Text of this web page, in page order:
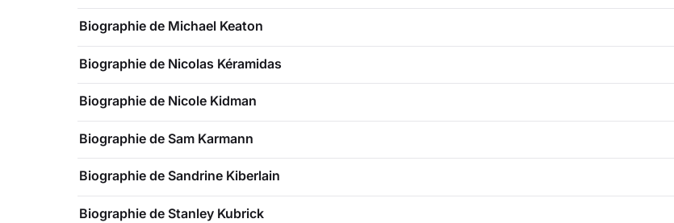
Biographie de Michael Keaton
Biographie de Nicolas Kéramidas
Biographie de Nicole Kidman
Biographie de Sam Karmann
Biographie de Sandrine Kiberlain
Biographie de Stanley Kubrick